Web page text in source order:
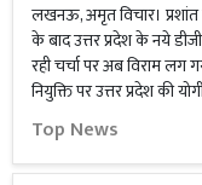
लखनऊ, अमृत विचार। प्रशांत
के बाद उत्तर प्रदेश के नये
रही चर्चा पर अब विराम लग
नियुक्ति पर उत्तर प्रदेश की
Top News